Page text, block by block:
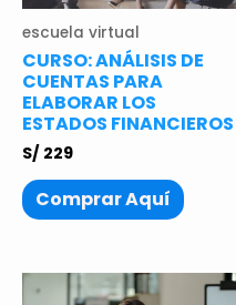
escuela virtual
CURSO: ANÁLISIS DE
CUENTAS PARA
ELABORAR LOS
ESTADOS FINANCIEROS
S/ 229
Comprar Aquí